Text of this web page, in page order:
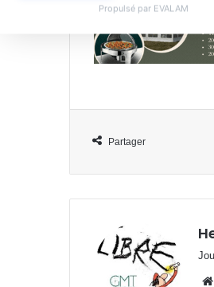
Partager
Propulsé par EVALAM